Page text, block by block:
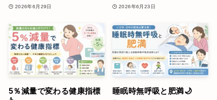
2026年6月29日 2026年6月23日
5％減量で変わる健康指標
睡眠時無呼吸と肥満🌙